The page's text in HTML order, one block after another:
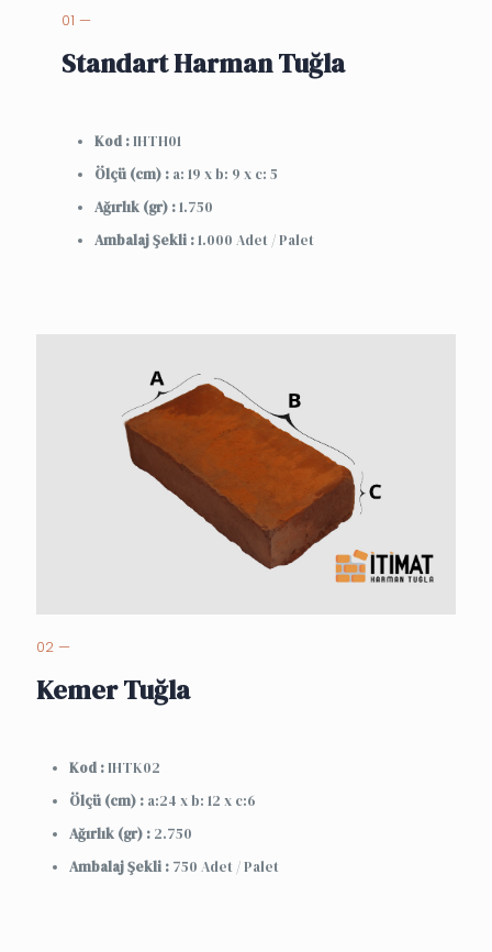
01 —
Standart Harman Tuğla
Kod :IHTH01
Ölçü (cm) :a: 19 x b: 9 x c: 5
Ağırlık (gr) :1.750
Ambalaj Şekli :1.000 Adet / Palet
02 —
Kemer Tuğla
Kod :IHTK02
Ölçü (cm) : a:24 x b: 12 x c:6
Ağırlık (gr) : 2.750
Ambalaj Şekli : 750 Adet / Palet